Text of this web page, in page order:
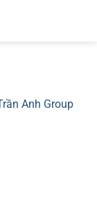
Anh Group